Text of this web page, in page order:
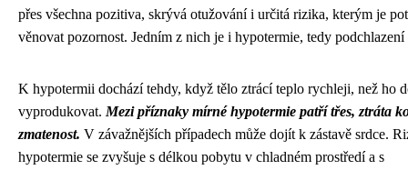
přes všechna pozitiva, skrývá otužování i určitá rizika, kterým je
věnovat pozornost. Jedním z nich je i hypotermie, tedy podchlazení
K hypotermii dochází tehdy, když tělo ztrácí teplo rychleji, než ho
vyprodukovat. Mezi příznaky mírné hypotermie patří třes, ztráta
zmatenost. V závažnějších případech může dojít k zástavě srdce.
hypotermie se zvyšuje s délkou pobytu v chladném prostředí a s